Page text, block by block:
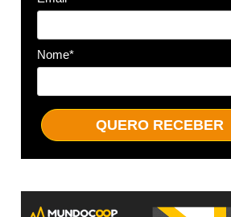
Nome*
QUERO RECEBER